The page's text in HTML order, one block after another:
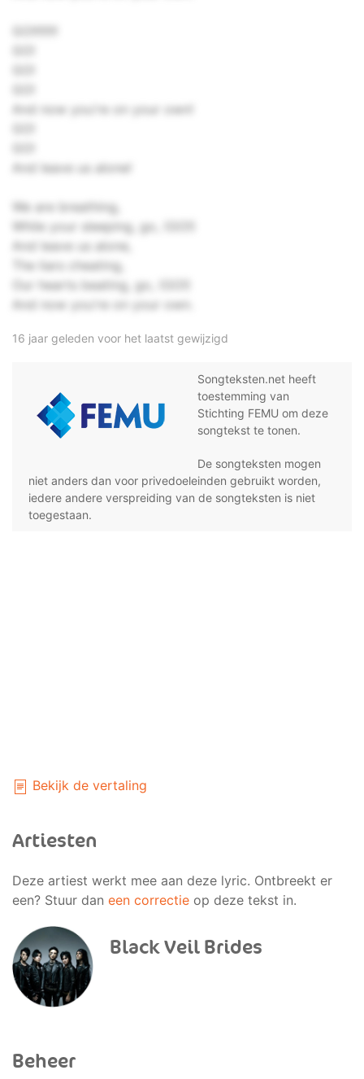
And now you're on your own!
And leave us alone!
We are breathing,
While your sleeping, go, (GO!)
And leave us alone,
The liars cheating,
Our hearts beating, go, (GO!)
And now you're on your own.
16 jaar geleden voor het laatst gewijzigd
Songteksten.net heeft
toestemming van
Stichting FEMU om deze
songtekst te tonen.
De songteksten mogen
niet anders dan voor privedoeleinden gebruikt worden,
iedere andere verspreiding van de songteksten is niet
toegestaan.
Bekijk de vertaling
Artiesten
Deze artiest werkt mee aan deze lyric. Ontbreekt er
een? Stuur dan een correctie op deze tekst in.
Black Veil Brides
Beheer